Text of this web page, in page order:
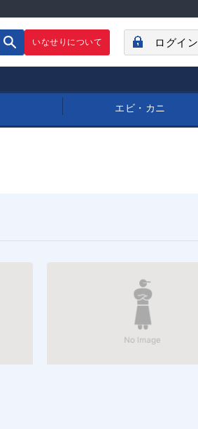
いなせりについて ログイン
エビ・カニ